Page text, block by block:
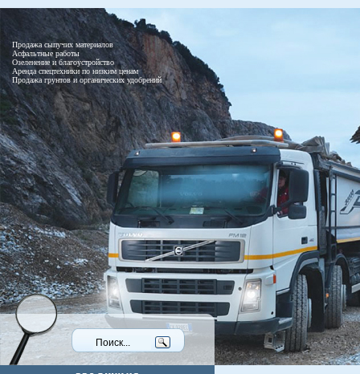
Продажа сыпучих материалов
Асфальтные работы
Озеленение и благоустройство
Аренда спецтехники по низким ценам
Продажа грунтов и органических удобрений